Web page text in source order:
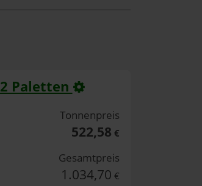
2 Paletten
Tonnenpreis
522,58 €
Gesamtpreis
1.034,70 €